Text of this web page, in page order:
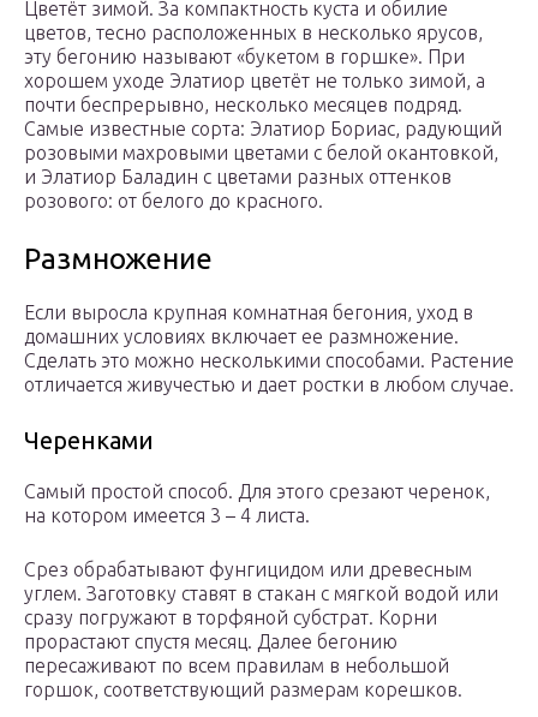
Цветёт зимой. За компактность куста и обилие
цветов, тесно расположенных в несколько ярусов,
эту бегонию называют «букетом в горшке». При
хорошем уходе Элатиор цветёт не только зимой, а
почти беспрерывно, несколько месяцев подряд.
Самые известные сорта: Элатиор Бориас, радующий
розовыми махровыми цветами с белой окантовкой,
и Элатиор Баладин с цветами разных оттенков
розового: от белого до красного.
Размножение
Если выросла крупная комнатная бегония, уход в
домашних условиях включает ее размножение.
Сделать это можно несколькими способами. Растение
отличается живучестью и дает ростки в любом случае.
Черенками
Самый простой способ. Для этого срезают черенок,
на котором имеется 3 – 4 листа.
Срез обрабатывают фунгицидом или древесным
углем. Заготовку ставят в стакан с мягкой водой или
сразу погружают в торфяной субстрат. Корни
прорастают спустя месяц. Далее бегонию
пересаживают по всем правилам в небольшой
горшок, соответствующий размерам корешков.